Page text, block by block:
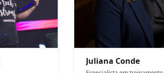
Juliana Conde